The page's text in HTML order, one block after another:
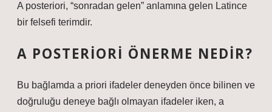
A posteriori, “sonradan gelen” anlamına gelen Latince
bir felsefi terimdir.
A POSTERIORI ÖNERME NEDIR?
Bu bağlamda a priori ifadeler deneyden önce bilinen ve
doğruluğu deneye bağlı olmayan ifadeler iken, a